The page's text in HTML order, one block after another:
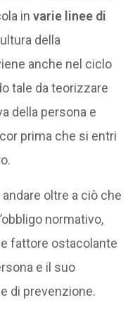
invarie linee di
della
anche nel ciclo
tale da teorizzare
della persona e
prima che si entri
andare oltre a ciò che
normativo,
fattore ostacolante
e il suo
di prevenzione.